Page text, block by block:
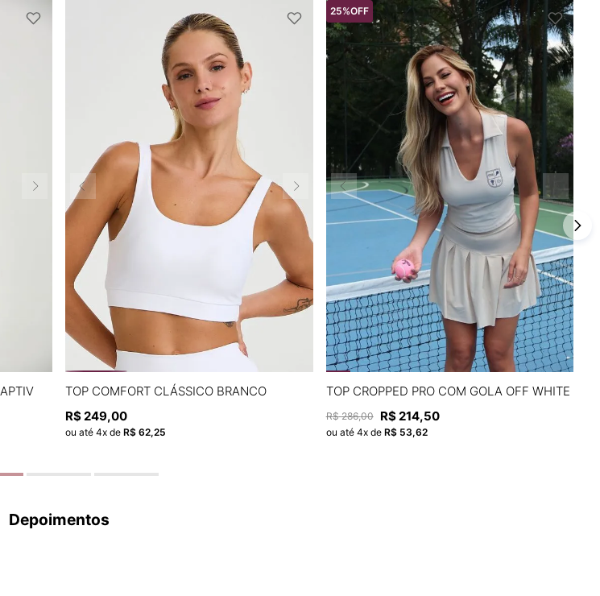
TOP COMFORT CLÁSSICO BRANCO
R$249,00
ou até 4x de R$ 62,25
25%OFF
ADICIONAR À SACOLA
TOP CROPPED PRO COM GOLA OFF WHITE
R$ 286,00 R$214,50
ou até 4x de R$ 53,62
Depoimentos